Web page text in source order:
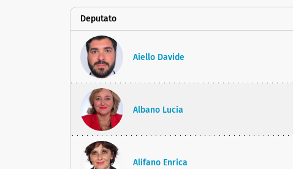
Deputato
Aiello Davide
Albano Lucia
Alifano Enrica